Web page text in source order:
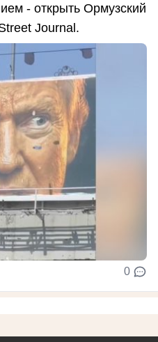
- открыть Ормузский
Journal.
0